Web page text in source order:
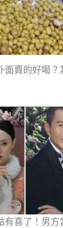
面賣的好喝
有喜了！男方